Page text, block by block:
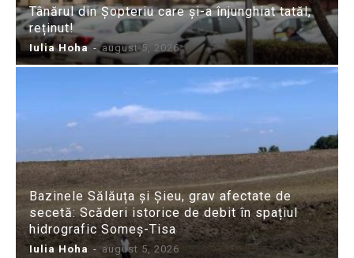
Tânărul din Șopteriu care și-a înjunghiat tatăl,
reținut!
Iulia Hoha - august 5, 2026
Bazinele Sălăuța și Șieu, grav afectate de
secetă: Scăderi istorice de debit în spațiul
hidrografic Someș-Tisa
Iulia Hoha - august 5, 2026